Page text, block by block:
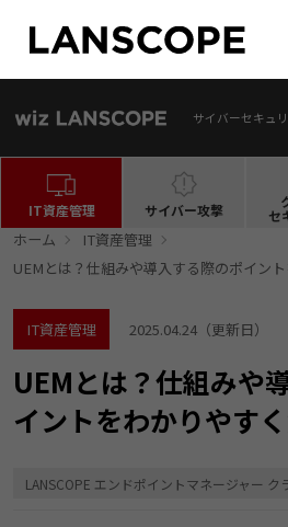
サイバーセキュ
IT資産管理 サイバー攻撃 セ
ホーム
IT資産管理
UEMとは？仕組みや導入する際のポイン
IT資産管理 2025.04.24（更新日）
UEMとは？仕組みや
イントをわかりやす
LANSCOPE エンドポイントマネージャー ク